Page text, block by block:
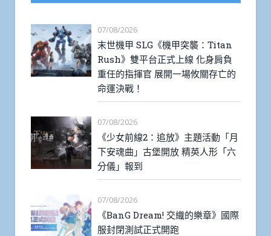
07/08/2026
末世機甲 SLG《機甲突襲：Titan
Rush》雙平台正式上線 化身肩負
重任的指揮官 展開一場攸關存亡的
命運決戰！
07/08/2026
《少女前線2：追放》主題活動「月
下安魂曲」古堡開放 精英人形「六
分儀」報到
07/08/2026
《BanG Dream! 交織的樂章》國際
服封閉測試正式開跑